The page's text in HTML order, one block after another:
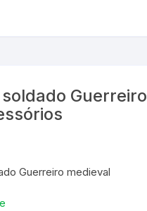
Guerreiro
Guerreiro medieval